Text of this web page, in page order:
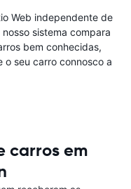
Web independente de
sistema compara
bem conhecidas,
o seu carro connosco a
carros em